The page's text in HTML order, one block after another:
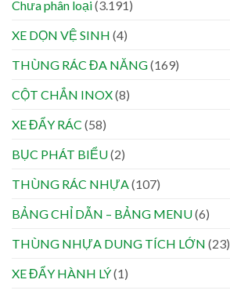
Chưa phân loại(3.191)
XE DỌN VỆ SINH (4)
THÙNG RÁC ĐA NĂNG(169)
CỘT CHẮN INOX(8)
XE ĐẨY RÁC (58)
BỤC PHÁT BIỂU(2)
THÙNG RÁC NHỰA(107)
BẢNG CHỈ DẪN – BẢNG MENU(6)
THÙNG NHỰA DUNG TÍCH LỚN (23)
XE ĐẨY HÀNH LÝ(1)